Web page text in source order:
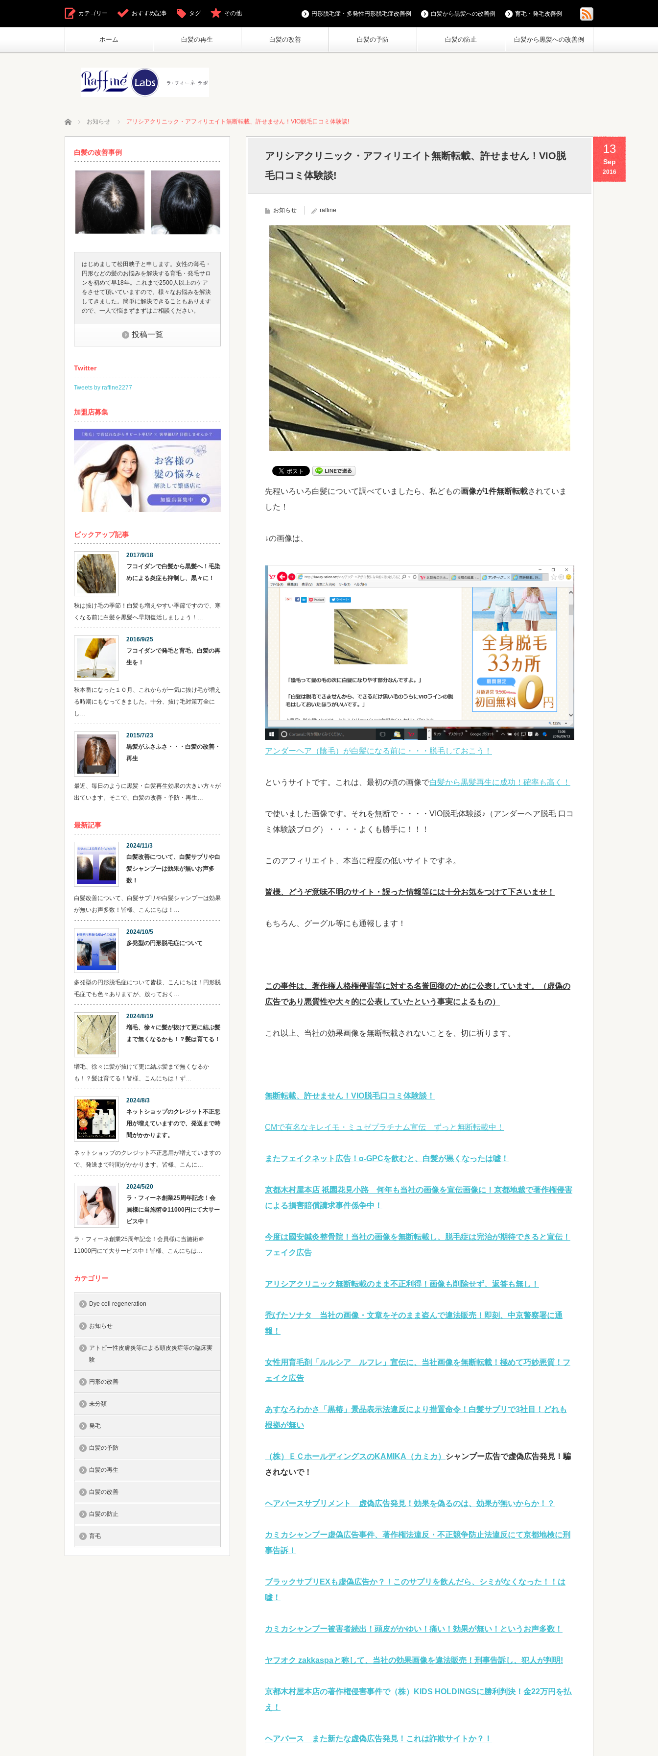
ホーム 白髪の再生 白髪の改善 白髪の予防 白髪の防止 白髪から黒髪への改善例
円形脱毛症・多発性円形脱毛症改善例 白髪から黒髪への改善例 育毛・発毛改善例
カテゴリー おすすめ記事 タグ その他
ホーム お知らせ アリシアクリニック・アフィリエイト無断転載、許せません！VIO脱毛口コミ体験談!
13
Sep
2016
アリシアクリニック・アフィリエイト無断転載、許せません！VIO脱
毛口コミ体験談!
お知らせ raffine
先程いろいろ白髪について調べていましたら、私どもの画像が1件無断転載されていま
した！
↓の画像は、
アンダーヘア（陰毛）が白髪になる前に・・・脱毛しておこう！
というサイトです。これは、最初の頃の画像で白髪から黒髪再生に成功！確率も高く！
で使いました画像です。それを無断で・・・・VIO脱毛体験談♪（アンダーヘア脱毛 口コ
ミ体験談ブログ）・・・・よくも勝手に！！！
このアフィリエイト、本当に程度の低いサイトですネ。
皆様、どうぞ意味不明のサイト・誤った情報等には十分お気をつけて下さいませ！
もちろん、グーグル等にも通報します！
この事件は、著作権人格権侵害等に対する名誉回復のために公表しています。（虚偽の
広告であり悪質性や大々的に公表していたという事実によるもの）
これ以上、当社の効果画像を無断転載されないことを、切に祈ります。
無断転載、許せません！VIO脱毛口コミ体験談！
CMで有名なキレイモ・ミュゼプラチナム宣伝 ずっと無断転載中！
またフェイクネット広告！α-GPCを飲むと、白髪が黒くなったは嘘！
京都木村屋本店 祇園花見小路 何年も当社の画像を宣伝画像に！京都地裁で著作権侵害
による損害賠償請求事件係争中！
今度は國安鍼灸整骨院！当社の画像を無断転載し、脱毛症は完治が期待できると宣伝！
フェイク広告
アリシアクリニック無断転載のまま不正利得！画像も削除せず、返答も無し！
禿げたソナタ 当社の画像・文章をそのまま盗んで違法販売！即刻、中京警察署に通
報！
女性用育毛剤「ルルシア ルフレ」宣伝に、当社画像を無断転載！極めて巧妙悪質！フ
ェイク広告
あすなろわかさ「黒椿」景品表示法違反により措置命令！白髪サプリで3社目！どれも
根拠が無い
（株）ＥＣホールディングスのKAMIKA （カミカ） シャンプー広告で虚偽広告発見！騙
されないで！
ヘアバースサプリメント 虚偽広告発見！効果を偽るのは、効果が無いからか！？
カミカシャンプー虚偽広告事件、著作権法違反・不正競争防止法違反にて京都地検に刑
事告訴！
ブラックサプリEXも虚偽広告か？！このサプリを飲んだら、シミがなくなった！！は
嘘！
カミカシャンプー被害者続出！頭皮がかゆい！痛い！効果が無い！というお声多数！
ヤフオク zakkaspaと称して、当社の効果画像を違法販売！刑事告訴し、犯人が判明!
京都木村屋本店の著作権侵害事件で（株）KIDS HOLDINGSに勝利判決！金22万円を払
え！
ヘアバース また新たな虚偽広告発見！これは詐欺サイトか？！
白髪の改善事例
はじめまして松田映子と申します。女性の薄毛・
円形などの髪のお悩みを解決する育毛・発毛サロ
ンを初めて早18年。これまで2500人以上のケア
をさせて頂いていますので、様々なお悩みを解決
してきました。簡単に解決できることもあります
ので、一人で悩まずまずはご相談ください。
投稿一覧
Twitter
Tweets by raffine2277
加盟店募集
ピックアップ記事
2017/9/18
フコイダンで白髪から黒髪へ！毛染
めによる炎症も抑制し、黒々に！
秋は抜け毛の季節！白髪も増えやすい季節ですので、寒
くなる前に白髪を黒髪へ早期復活しましょう！…
2016/9/25
フコイダンで発毛と育毛、白髪の再
生を！
秋本番になった１０月、これからが一気に抜け毛が増え
る時期にもなってきました。十分、抜け毛対策万全に
し…
2015/7/23
黒髪がふさふさ・・・白髪の改善・
再生
最近、毎日のように黒髪・白髪再生効果の大きい方々が
出ています。そこで、白髪の改善・予防・再生…
最新記事
2024/11/3
白髪改善について、白髪サプリや白
髪シャンプーは効果が無いお声多
数！
白髪改善について、白髪サプリや白髪シャンプーは効果
が無いお声多数！皆様、こんにちは！…
2024/10/5
多発型の円形脱毛症について
多発型の円形脱毛症について皆様、こんにちは！円形脱
毛症でも色々ありますが、放っておく…
2024/8/19
増毛、徐々に髪が抜けて更に結ぶ髪
まで無くなるかも！？髪は育てる！
増毛、徐々に髪が抜けて更に結ぶ髪まで無くなるか
も！？髪は育てる！皆様、こんにちは！ず…
2024/8/3
ネットショップのクレジット不正悪
用が増えていますので、発送まで時
間がかかります。
ネットショップのクレジット不正悪用が増えていますの
で、発送まで時間がかかります。皆様、こんに…
2024/5/20
ラ・フィーネ創業25周年記念！会
員様に当施術＠11000円にて大サー
ビス中！
ラ・フィーネ創業25周年記念！会員様に当施術＠
11000円にて大サービス中！皆様、こんにちは…
カテゴリー
Dye cell regeneration
お知らせ
アトピー性皮膚炎等による頭皮炎症等の臨床実
験
円形の改善
未分類
発毛
白髪の予防
白髪の再生
白髪の改善
白髪の防止
育毛